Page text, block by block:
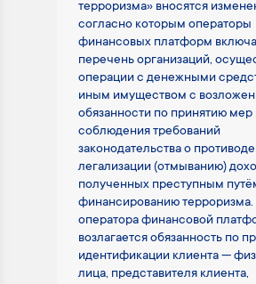
терроризма» вносятся
согласно которым операторы
финансовых платформ
перечень организаций,
операции с денежными
иным имуществом с
обязанности по принятию мер
соблюдения требований
законодательства о
легализации (отмыванию)
полученных преступным
финансированию
оператора финансовой
возлагается обязанность по
идентификации клиента —
лица, представителя клиента,